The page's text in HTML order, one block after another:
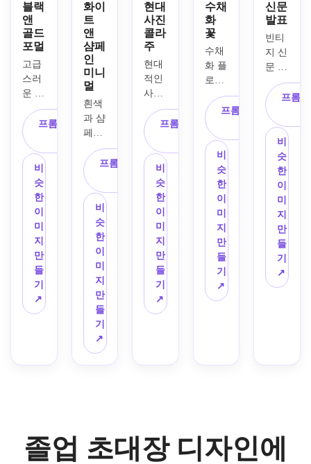
블랙
앤
골드
포멀
고급
스러
운 졸
업 초
대장
디자
인,
골드
호일
스타
일 테
두리
가 있
는 짙
은 검
은색
배경,
우아
와 졸
업장
프롬프트 복
비
슷
한
이
미
지
만
들
기
↗
화이
트
앤
샴페
인
미니
멀
흰색
과 샴
페인
톤의
미니
멀리
스트
졸업
초대
깔끔
한 편
집 타
이포
그래
얇은
선 악
센트,
아웃,
미묘
프롬프트 복
비
슷
한
이
미
지
만
들
기
↗
현대
사진
콜라
주
현대
적인
사진
콜라
주 레
이아
웃,
대담
한 헤
드라
인 타
이포
그래
피,
시니
어 초
상화
를 위
하이
라이
프롬프트 복
비
슷
한
이
미
지
만
들
기
↗
수채
화
꽃
수채
화 플
로럴,
부드
러운
핑크,
라벤
더,
블러
우아
한 스
크립
트와
세리
프 글
꼴 페
잡힌
초대
프롬프트 복
비
슷
한
이
미
지
만
들
기
↗
신문
발표
빈티
지 신
문 스
타일
졸업
초대
장 카
드,
단색
편집
그리
드,
대담
한 헤
드라
인 타
이포
그래
이 그
레인,
프롬
비
슷
한
이
미
지
만
들
기
↗
졸업 초대장 디자인에